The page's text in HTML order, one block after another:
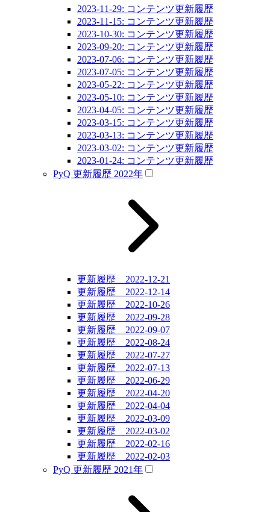
2023-11-29: コンテンツ更新履歴
2023-11-15: コンテンツ更新履歴
2023-10-30: コンテンツ更新履歴
2023-09-20: コンテンツ更新履歴
2023-07-06: コンテンツ更新履歴
2023-07-05: コンテンツ更新履歴
2023-05-22: コンテンツ更新履歴
2023-05-10: コンテンツ更新履歴
2023-04-05: コンテンツ更新履歴
2023-03-15: コンテンツ更新履歴
2023-03-13: コンテンツ更新履歴
2023-03-02: コンテンツ更新履歴
2023-01-24: コンテンツ更新履歴
PyQ 更新履歴 2022年
更新履歴 2022-12-21
更新履歴 2022-12-14
更新履歴 2022-10-26
更新履歴 2022-09-28
更新履歴 2022-09-07
更新履歴 2022-08-24
更新履歴 2022-07-27
更新履歴 2022-07-13
更新履歴 2022-06-29
更新履歴 2022-04-20
更新履歴 2022-04-04
更新履歴 2022-03-09
更新履歴 2022-03-02
更新履歴 2022-02-16
更新履歴 2022-02-03
PyQ 更新履歴 2021年